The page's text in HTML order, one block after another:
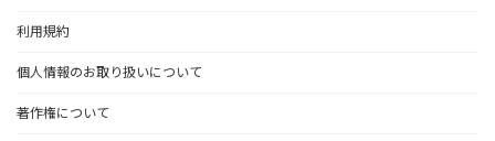
利用規約
個人情報のお取り扱いについて
著作権について